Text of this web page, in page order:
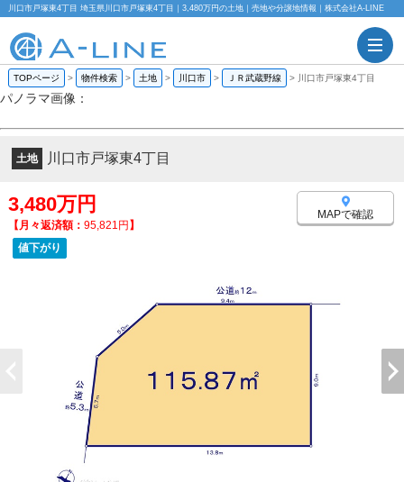
川口市戸塚東4丁目 埼玉県川口市戸塚東4丁目｜3,480万円の土地｜売地や分譲地情報｜株式会社A-LINE
TOPページ > 物件検索 > 土地 > 川口市 > ＪＲ武蔵野線 > 川口市戸塚東4丁目
パノラマ画像：
土地 川口市戸塚東4丁目
3,480万円
【月々返済額： 95,821円】
値下がり
MAPで確認